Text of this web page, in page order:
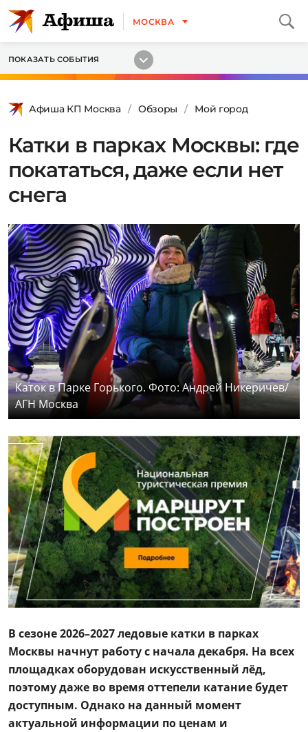
МОСКВА
ПОКАЗАТЬ СОБЫТИЯ
Афиша КП Москва Обзоры Мой город
Катки в парках Москвы: где
покататься, даже если нет
снега
Каток в Парке Горького. Фото: Андрей Никеричев/
АГН Москва
В сезоне 2026–2027 ледовые катки в парках
Москвы начнут работу с начала декабря. На всех
площадках оборудован искусственный лёд,
поэтому даже во время оттепели катание будет
доступным. Однако на данный момент
актуальной информации по ценам и